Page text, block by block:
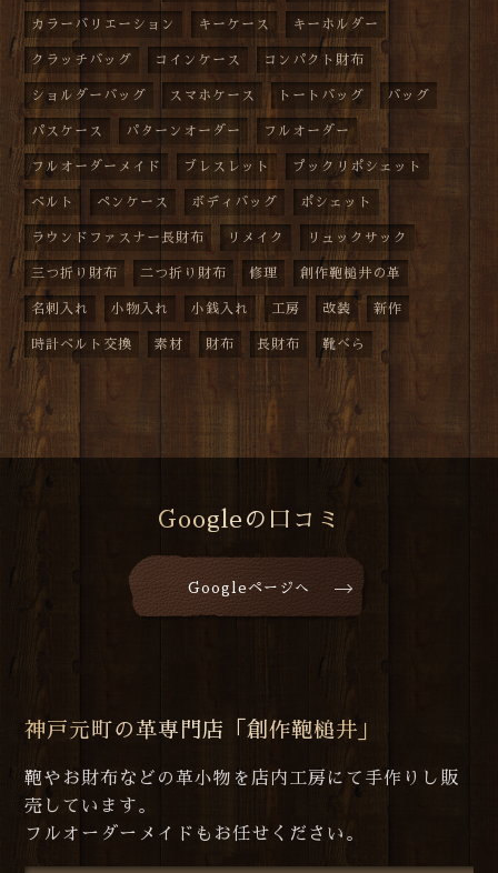
カラーバリエーション キーケース キーホルダー
クラッチバッグ コインケース コンパクト財布
ショルダーバッグ スマホケース トートバッグ バッグ
パスケース パターンオーダー フルオーダー
フルオーダーメイド ブレスレット プックリポシェット
ベルト ペンケース ボディバッグ ポシェット
ラウンドファスナー長財布 リメイク リュックサック
三つ折り財布 二つ折り財布 修理 創作鞄槌井の革
名刺入れ 小物入れ 小銭入れ 工房 改装 新作
時計ベルト交換 素材 財布 長財布 靴べら
Googleの口コミ
Googleページへ
神戸元町の革専門店「創作鞄槌井」
鞄やお財布などの革小物を店内工房にて手作りし販
売しています。
フルオーダーメイドもお任せください。